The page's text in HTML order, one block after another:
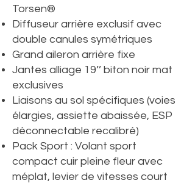
Torsen®
Diffuseur arrière exclusif avec
double canules symétriques
Grand aileron arrière fixe
Jantes alliage 19’’ biton noir mat
exclusives
Liaisons au sol spécifiques (voies
élargies, assiette abaissée, ESP
déconnectable recalibré)
Pack Sport : Volant sport
compact cuir pleine fleur avec
méplat, levier de vitesses court